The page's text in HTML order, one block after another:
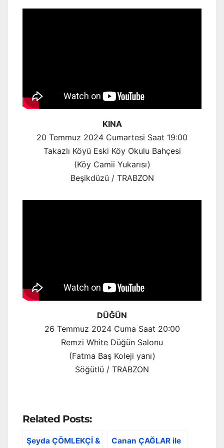
KINA
20 Temmuz 2024 Cumartesi Saat 19:00
Takazlı Köyü Eski Köy Okulu Bahçesi
(Köy Camii Yukarısı)
Beşikdüzü / TRABZON
DÜĞÜN
26 Temmuz 2024 Cuma Saat 20:00
Remzi White Düğün Salonu
(Fatma Baş Koleji yanı)
Söğütlü / TRABZON
Related Posts:
Şeyda ÇÖMLEKÇİ &
Canan ÇAĞLAR ile